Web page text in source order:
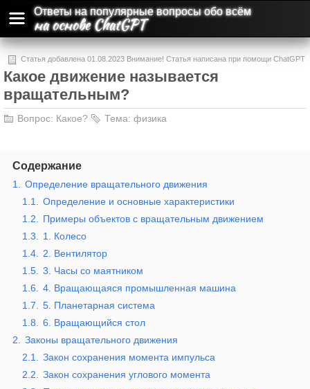
Ответы на популярные вопросы обо всём
на основе ChatGPT
Статья добавлена 01.08.2023 Внимание! Статья написана при помощи ChatGPT
и может содержать ошибки и неточности.
Какое движение называется
вращательным?
Вопрос: Какое? Тема: физика
Содержание
1.
Определение вращательного движения
1.1.
Определение и основные характеристики
1.2.
Примеры объектов с вращательным движением
1.3.
1. Колесо
1.4.
2. Вентилятор
1.5.
3. Часы со маятником
1.6.
4. Вращающаяся промышленная машина
1.7.
5. Планетарная система
1.8.
6. Вращающийся стол
2.
Законы вращательного движения
2.1.
Закон сохранения момента импульса
2.2.
Закон сохранения углового момента